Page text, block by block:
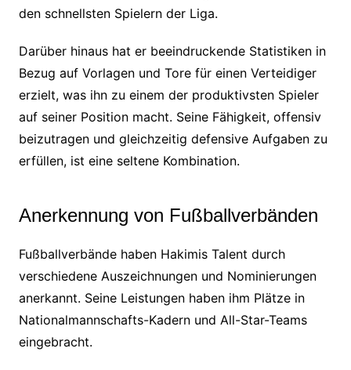
den schnellsten Spielern der Liga.
Darüber hinaus hat er beeindruckende Statistiken in
Bezug auf Vorlagen und Tore für einen Verteidiger
erzielt, was ihn zu einem der produktivsten Spieler
auf seiner Position macht. Seine Fähigkeit, offensiv
beizutragen und gleichzeitig defensive Aufgaben zu
erfüllen, ist eine seltene Kombination.
Anerkennung von Fußballverbänden
Fußballverbände haben Hakimis Talent durch
verschiedene Auszeichnungen und Nominierungen
anerkannt. Seine Leistungen haben ihm Plätze in
Nationalmannschafts-Kadern und All-Star-Teams
eingebracht.